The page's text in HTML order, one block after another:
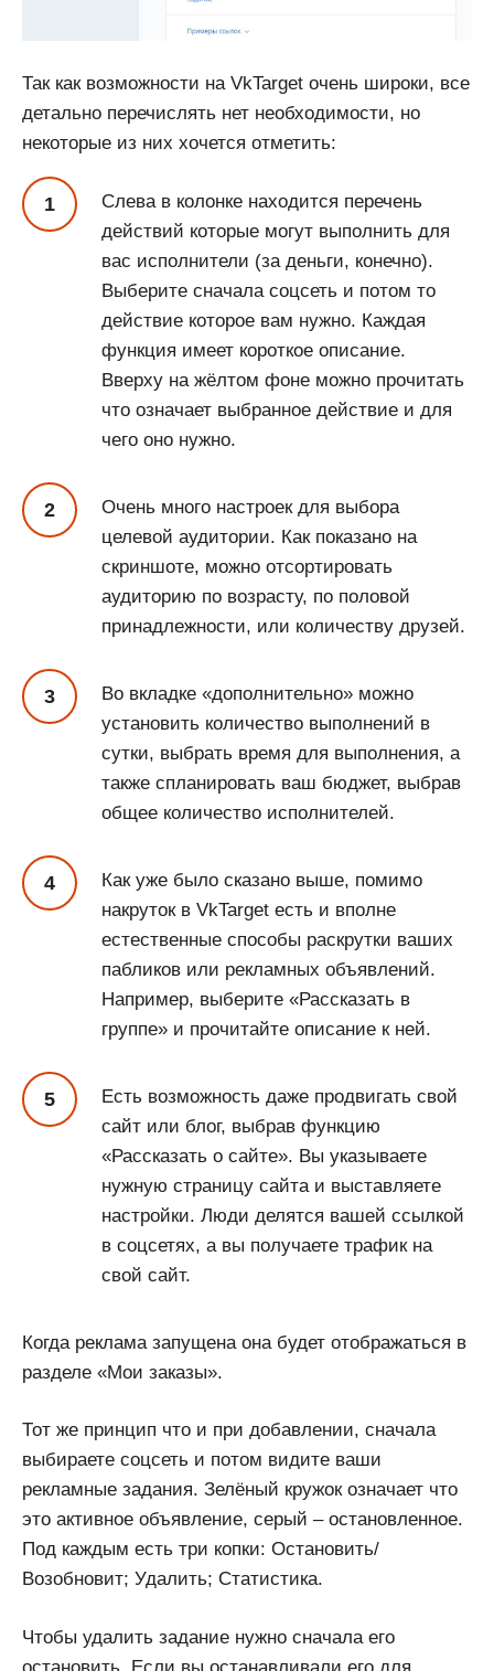
Так как возможности на VkTarget очень широки, все
детально перечислять нет необходимости, но
некоторые из них хочется отметить:
Слева в колонке находится перечень
действий которые могут выполнить для
вас исполнители (за деньги, конечно).
Выберите сначала соцсеть и потом то
действие которое вам нужно. Каждая
функция имеет короткое описание.
Вверху на жёлтом фоне можно прочитать
что означает выбранное действие и для
чего оно нужно.
Очень много настроек для выбора
целевой аудитории. Как показано на
скриншоте, можно отсортировать
аудиторию по возрасту, по половой
принадлежности, или количеству друзей.
Во вкладке «дополнительно» можно
установить количество выполнений в
сутки, выбрать время для выполнения, а
также спланировать ваш бюджет, выбрав
общее количество исполнителей.
Как уже было сказано выше, помимо
накруток в VkTarget есть и вполне
естественные способы раскрутки ваших
пабликов или рекламных объявлений.
Например, выберите «Рассказать в
группе» и прочитайте описание к ней.
Есть возможность даже продвигать свой
сайт или блог, выбрав функцию
«Рассказать о сайте». Вы указываете
нужную страницу сайта и выставляете
настройки. Люди делятся вашей ссылкой
в соцсетях, а вы получаете трафик на
свой сайт.
Когда реклама запущена она будет отображаться в
разделе «Мои заказы».
Тот же принцип что и при добавлении, сначала
выбираете соцсеть и потом видите ваши
рекламные задания. Зелёный кружок означает что
это активное объявление, серый – остановленное.
Под каждым есть три копки: Остановить/
Возобновит; Удалить; Статистика.
Чтобы удалить задание нужно сначала его
остановить. Если вы останавливали его для